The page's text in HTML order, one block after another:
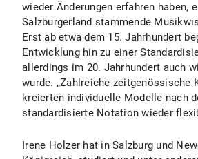
wieder Änderungen erfahren haben,
Salzburgerland stammende
Erst ab etwa dem 15. Jahrhundert
Entwicklung hin zu einer
allerdings im 20. Jahrhundert auch
wurde. „Zahlreiche zeitgenössische
kreierten individuelle Modelle nach
standardisierte Notation wieder
Irene Holzer hat in Salzburg und